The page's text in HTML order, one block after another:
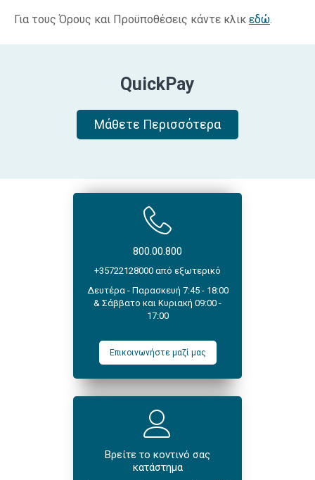
Για τους Όρους και Προϋποθέσεις κάντε κλικ εδώ.
QuickPay
Μάθετε Περισσότερα
800.00.800
+35722128000 από εξωτερικό
Δευτέρα - Παρασκευή 7:45 - 18:00
& Σάββατο και Κυριακή 09:00 -
17:00
Επικοινωνήστε μαζί μας
Βρείτε το κοντινό σας
κατάστημα